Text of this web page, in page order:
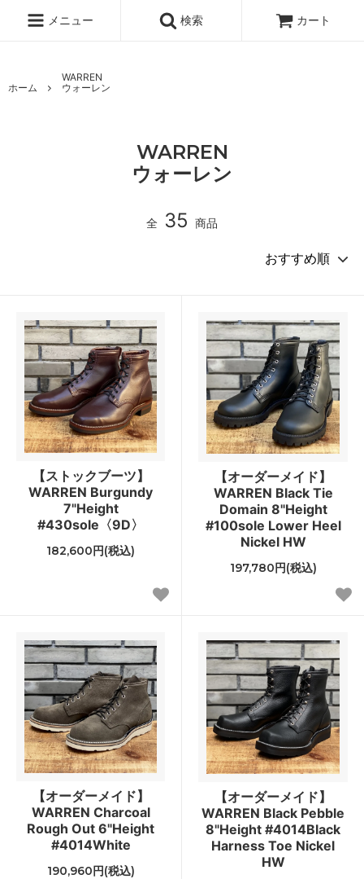
メニュー 検索 カート
ホーム
WARREN
ウォーレン
WARREN
ウォーレン
全 35 商品
【ストックブーツ】
WARREN Burgundy
7"Height
#430sole〈9D〉
182,600円(税込)
【オーダーメイド】
WARREN Black Tie
Domain 8"Height
#100sole Lower Heel
Nickel HW
197,780円(税込)
【オーダーメイド】
WARREN Charcoal
Rough Out 6"Height
#4014White
190,960円(税込)
【オーダーメイド】
WARREN Black Pebble
8"Height #4014Black
Harness Toe Nickel
HW